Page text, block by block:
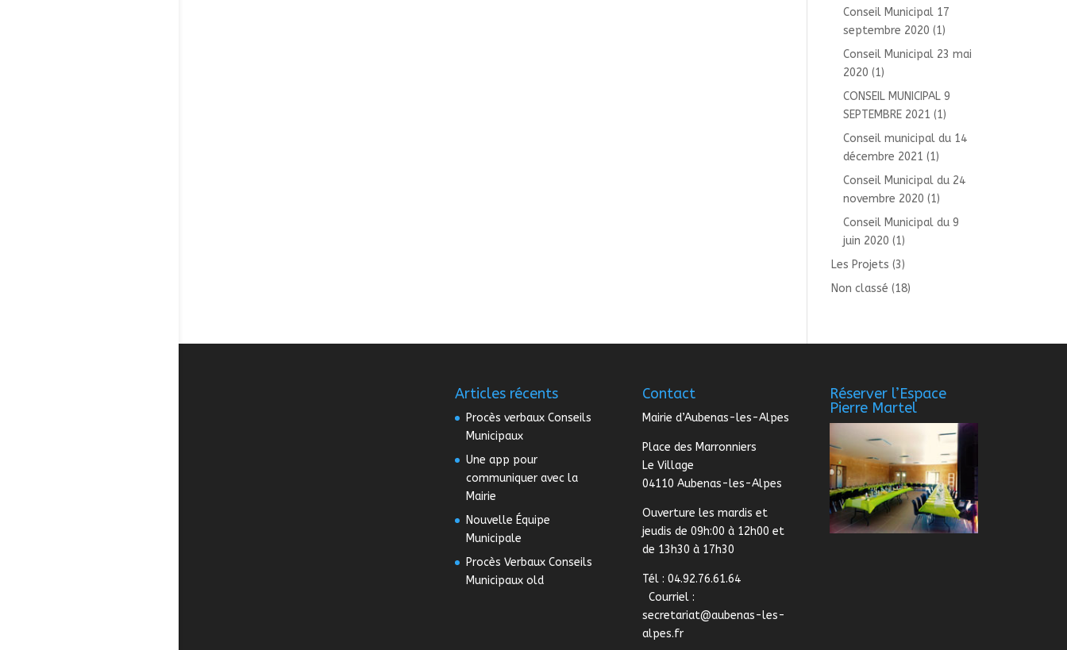
Conseil Municipal 17
septembre 2020 (1)
Conseil Municipal 23 mai
2020 (1)
CONSEIL MUNICIPAL 9
SEPTEMBRE 2021 (1)
Conseil municipal du 14
décembre 2021 (1)
Conseil Municipal du 24
novembre 2020 (1)
Conseil Municipal du 9
juin 2020 (1)
Les Projets (3)
Non classé (18)
Articles récents
Procès verbaux Conseils
Municipaux
Une app pour
communiquer avec la
Mairie
Nouvelle Équipe
Municipale
Procès Verbaux Conseils
Municipaux old
Contact
Mairie d’Aubenas-les-Alpes
Place des Marronniers
Le Village
04110 Aubenas-les-Alpes
Ouverture les mardis et
jeudis de 09h:00 à 12h00 et
de 13h30 à 17h30
Tél : 04.92.76.61.64
Courriel :
secretariat@aubenas-les-
alpes.fr
Réserver l’Espace
Pierre Martel